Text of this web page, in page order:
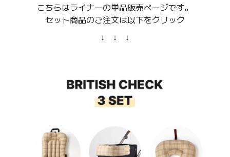
こちらはライナーの単品販売ページです。
セット商品のご注文は以下をクリック
↓ ↓ ↓